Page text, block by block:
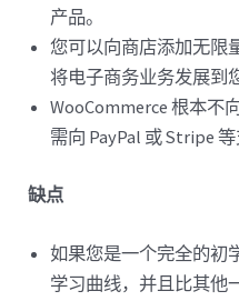
产品。
您可以向商店添加无限
将电子商务业务发展到
WooCommerce 根本不
需向 PayPal 或 Stripe
缺点
如果您是一个完全的初
学习曲线，并且比其他